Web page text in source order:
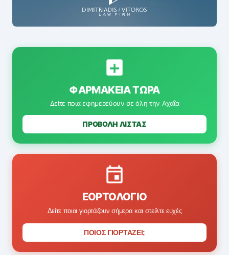
ΦΑΡΜΑΚΕΊΑ ΤΏΡΑ
Δείτε ποια εφημερεύουν σε όλη την Αχαΐα
ΠΡΟΒΟΛΗ ΛΙΣΤΑΣ
ΕΟΡΤΟΛΌΓΙΟ
Δείτε ποιοι γιορτάζουν σήμερα και στείλτε ευχές
ΠΟΙΟΣ ΓΙΟΡΤΑΖΕΙ;